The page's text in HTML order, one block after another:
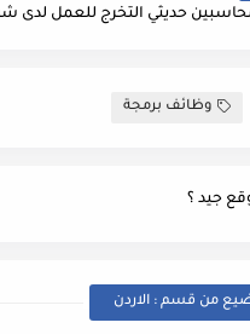
وظائف برمجة
جيد ؟
من قسم : الاردن